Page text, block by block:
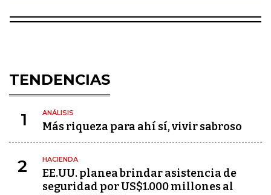
TENDENCIAS
1 ANÁLISIS
Más riqueza para ahí sí, vivir sabroso
2 HACIENDA
EE.UU. planea brindar asistencia de
seguridad por US$1.000 millones al